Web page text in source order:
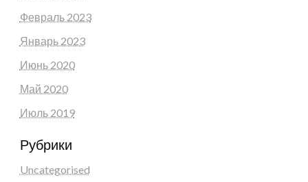
Февраль 2023
Январь 2023
Июнь 2020
Май 2020
Июль 2019
Рубрики
Uncategorised